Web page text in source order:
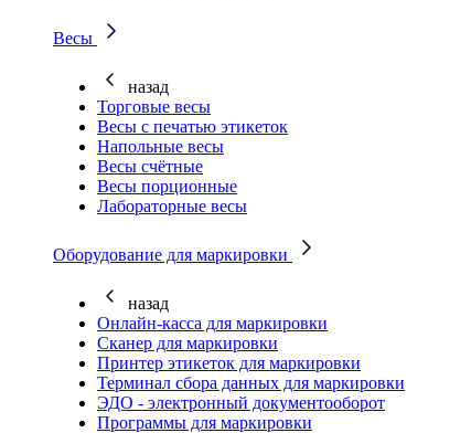
Весы
назад
Торговые весы
Весы с печатью этикеток
Напольные весы
Весы счётные
Весы порционные
Лабораторные весы
Оборудование для маркировки
назад
Онлайн-касса для маркировки
Сканер для маркировки
Принтер этикеток для маркировки
Терминал сбора данных для маркировки
ЭДО - электронный документооборот
Программы для маркировки